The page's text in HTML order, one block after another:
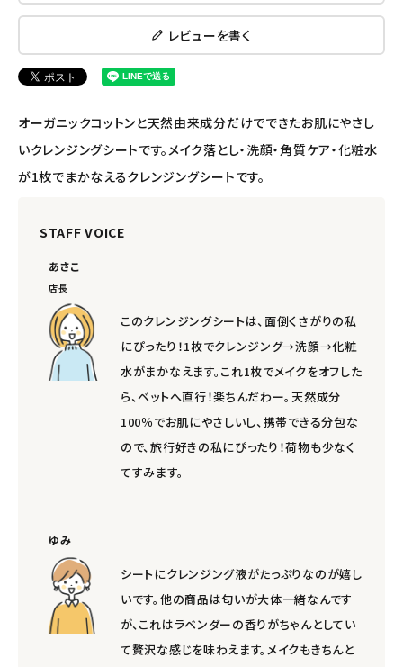
ようこそ ゲスト 様
meeting_room person
レビューを書く
オーガニックコットンと天然由来成分だけでできたお肌にやさし
いクレンジングシートです。メイク落とし・洗顔・角質ケア・化粧水
が1枚でまかなえるクレンジングシートです。
STAFF VOICE
あさこ
店長
このクレンジングシートは、面倒くさがりの私
にぴったり！1枚でクレンジング→洗顔→化粧
水がまかなえます。これ1枚でメイクをオフした
ら、ベットへ直行！楽ちんだわー。天然成分
100％でお肌にやさしいし、携帯できる分包な
ので、旅行好きの私にぴったり！荷物も少なく
てすみます。
ゆみ
シートにクレンジング液がたっぷりなのが嬉し
いです。他の商品は匂いが大体一緒なんです
が、これはラベンダーの香りがちゃんとしてい
て贅沢な感じを味わえます。メイクもきちんと